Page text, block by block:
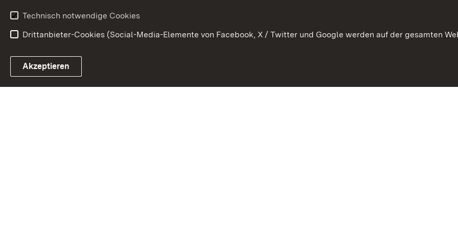
Link zum Landesportal
Technisch notwendige Cookies
Drittanbieter-Cookies (Social-Media-Elemente von Facebook, X / Twitter und Google werden auf der gesamten
Akzeptieren